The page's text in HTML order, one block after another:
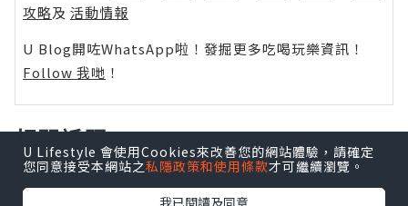
攻略及 活動情報
U Blog開咗WhatsApp啦！發掘更多吃喝玩樂資訊！
Follow 我哋 ！
相關話題
www.clinksdiamond.com.hk
U Lifestyle 會使用Cookies來改善您的網站體驗，請確定
您同意接受本網站之私隱政策和使用條款才可繼續瀏覽。
我已閱讀及同意